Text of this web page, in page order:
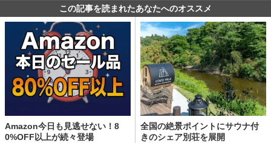
この記事を読まれたあなたへのオススメ
Amazon今日も見逃せない！8
0%OFF以上が続々登場
全国の絶景ポイントにサウナ付
きのシェア別荘を展開